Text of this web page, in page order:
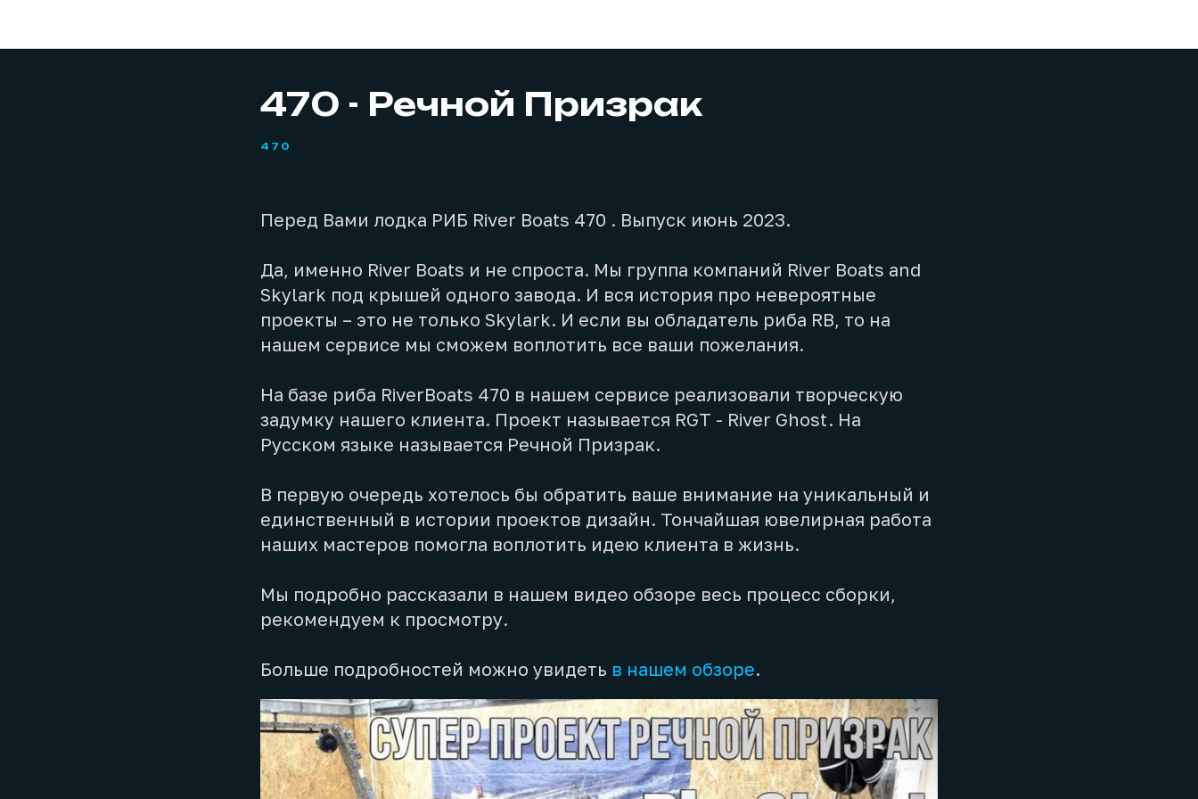
470 - Речной Призрак
470
Перед Вами лодка РИБ River Boats 470 . Выпуск июнь 2023.
Да, именно River Boats и не спроста. Мы группа компаний River Boats and
Skylark под крышей одного завода. И вся история про невероятные
проекты – это не только Skylark. И если вы обладатель риба RB, то на
нашем сервисе мы сможем воплотить все ваши пожелания.
На базе риба RiverBoats 470 в нашем сервисе реализовали творческую
задумку нашего клиента. Проект называется RGT - River Ghost. На
Русском языке называется Речной Призрак.
В первую очередь хотелось бы обратить ваше внимание на уникальный и
единственный в истории проектов дизайн. Тончайшая ювелирная работа
наших мастеров помогла воплотить идею клиента в жизнь.
Мы подробно рассказали в нашем видео обзоре весь процесс сборки,
рекомендуем к просмотру.
Больше подробностей можно увидеть в нашем обзоре.